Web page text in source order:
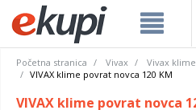
Početna stranica Vivax
Vivax klime
VIVAX klime povrat novca 120 KM
VIVAX klime povrat novca